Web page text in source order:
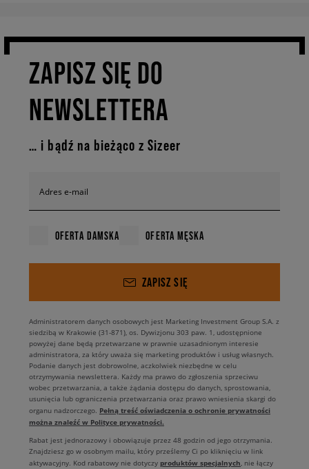
ZAPISZ SIĘ DO
NEWSLETTERA
… i bądź na bieżąco z Sizeer
Adres e-mail
OFERTA DAMSKA OFERTA MĘSKA
ZAPISZ SIĘ
Administratorem danych osobowych jest Marketing Investment Group S.A. z
siedzibą w Krakowie (31-871), os. Dywizjonu 303 paw. 1, udostępnione
powyżej dane będą przetwarzane w prawnie uzasadnionym interesie
administratora, za który uważa się marketing produktów i usług własnych.
Podanie danych jest dobrowolne, aczkolwiek niezbędne w celu
otrzymywania newslettera. Każdy ma prawo do zgłoszenia sprzeciwu
wobec przetwarzania, a także żądania dostępu do danych, sprostowania,
usunięcia lub ograniczenia przetwarzania oraz prawo wniesienia skargi do
organu nadzorczego. Pełną treść oświadczenia o ochronie prywatności
można znaleźć w Polityce prywatności.
Rabat jest jednorazowy i obowiązuje przez 48 godzin od jego otrzymania.
Znajdziesz go w osobnym mailu, który prześlemy Ci po kliknięciu w link
aktywacyjny. Kod rabatowy nie dotyczy produktów specjalnych, nie łączy